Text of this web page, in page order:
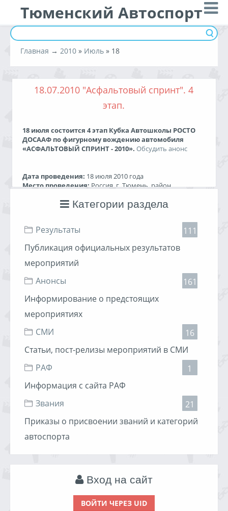
Тюменский Автоспорт
Категории раздела
Результаты
111
Публикация официальных результатов
мероприятий
Анонсы
161
Информирование о предстоящих
мероприятиях
СМИ
16
Статьи, пост-релизы мероприятий в СМИ
РАФ
1
Информация с сайта РАФ
Звания
21
Приказы о присвоении званий и категорий
автоспорта
Вход на сайт
ВОЙТИ ЧЕРЕЗ UID
Главная → 2010 » Июль » 18
18.07.2010 "Асфальтовый спринт". 4
этап.
18 июля состоится 4 этап Кубка Автошколы РОСТО
ДОСААФ по фигурному вождению автомобиля
«АСФАЛЬТОВЫЙ СПРИНТ - 2010». Обсудить анонс
Дата проведения: 18 июля 2010 года
Место проведения:Россия, г. Тюмень, район
Читать дальше »
18.07.2010, 10:06 1842 просмотра
Хулиган